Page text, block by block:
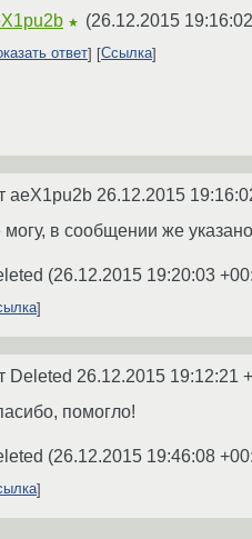
★ (26.12.2015
ответ Ссылка
aeX1pu2b 26.12.2015
могу, в сообщении же указано
(26.12.2015 19:20:03
Deleted 26.12.2015 19:12:21
помогло!
(26.12.2015 19:46:08